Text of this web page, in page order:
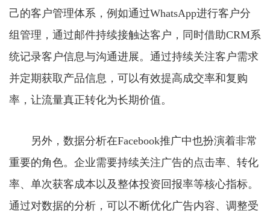
己的客户管理体系，例如通过WhatsApp进行客户分
组管理，通过邮件持续接触达客户，同时借助CRM系
统记录客户信息与沟通进展。通过持续关注客户需求
并定期获取产品信息，可以有效提高成交率和复购
率，让流量真正转化为长期价值。
另外，数据分析在Facebook推广中也扮演着非常
重要的角色。企业需要持续关注广告的点击率、转化
率、单次获客成本以及整体投资回报率等核心指标。
通过对数据的分析，可以不断优化广告内容、调整受